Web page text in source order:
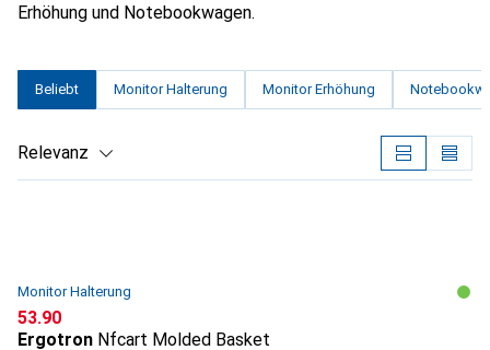
Erhöhung und Notebookwagen.
Beliebt Monitor Halterung Monitor Erhöhung
Relevanz
Monitor Halterung
CHF
53.90
Ergotron Nfcart Molded Basket